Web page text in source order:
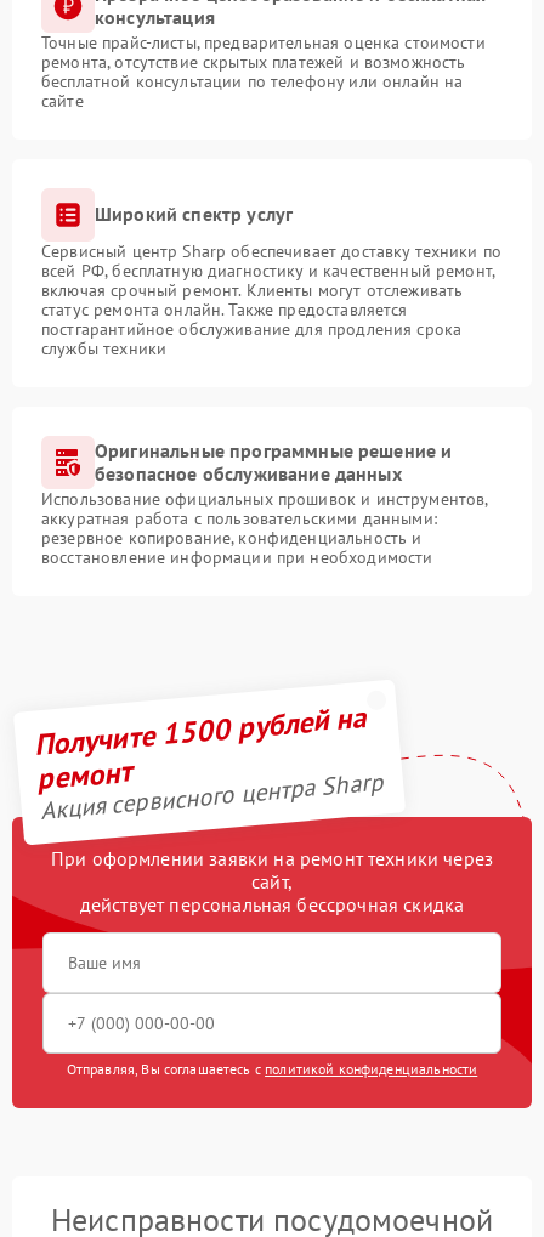
консультация
Точные прайс-листы, предварительная оценка стоимости
ремонта, отсутствие скрытых платежей и возможность
бесплатной консультации по телефону или онлайн на
сайте
Широкий спектр услуг
Сервисный центр Sharp обеспечивает доставку техники по
всей РФ, бесплатную диагностику и качественный ремонт,
включая срочный ремонт. Клиенты могут отслеживать
статус ремонта онлайн. Также предоставляется
постгарантийное обслуживание для продления срока
службы техники
Оригинальные программные решение и
безопасное обслуживание данных
Использование официальных прошивок и инструментов,
аккуратная работа с пользовательскими данными:
резервное копирование, конфиденциальность и
восстановление информации при необходимости
Получите 1500 рублей на
ремонт
Акция сервисного центра Sharp
При оформлении заявки на ремонт техники через
сайт,
действует персональная бессрочная скидка
Отправляя, Вы соглашаетесь с политикой конфиденциальности
Неисправности посудомоечной